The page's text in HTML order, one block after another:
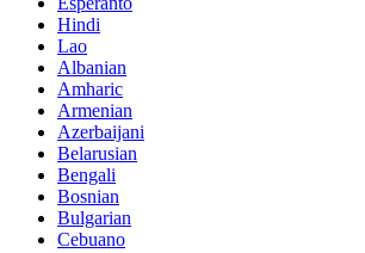
Hindi
Lao
Albanian
Amharic
Armenian
Azerbaijani
Belarusian
Bengali
Bosnian
Bulgarian
Cebuano